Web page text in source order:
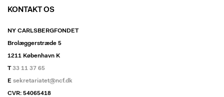
KONTAKT OS
NY CARLSBERGFONDET
Brolæggerstræde 5
1211 København K
T33 11 37 65
E sekretariatet@ncf.dk
CVR: 54065418